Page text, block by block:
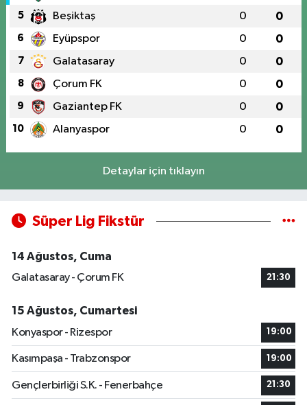
5 Beşiktaş 0 0
6 Eyüpspor 0 0
7 Galatasaray 0 0
8 Çorum FK 0 0
9 Gaziantep FK 0 0
10 Alanyaspor 0 0
Detaylar için tıklayın
Süper Lig Fikstür
14 Ağustos, Cuma
Galatasaray - Çorum FK
21:30
15 Ağustos, Cumartesi
Konyaspor - Rizespor
19:00
Kasımpaşa - Trabzonspor 19:00
Gençlerbirliği S.K. - Fenerbahçe 21:30